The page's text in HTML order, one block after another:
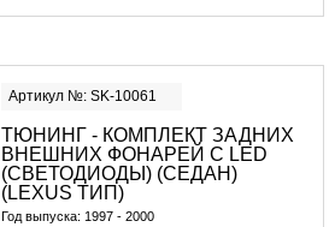
Артикул №: SK-10061
ТЮНИНГ - КОМПЛЕКТ ЗАДНИХ
ВНЕШНИХ ФОНАРЕЙ С LED
(СВЕТОДИОДЫ) (СЕДАН)
(LEXUS ТИП)
Год выпуска: 1997 - 2000